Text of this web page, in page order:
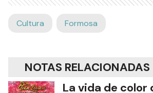
Cultura Formosa
NOTAS RELACIONADAS
La vida de color